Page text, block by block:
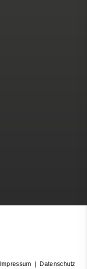
Impressum | Datenschutz